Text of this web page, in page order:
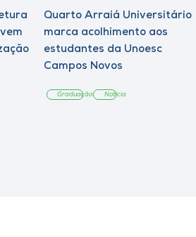
Quarto Arraiá Universitário
marca acolhimento aos
estudantes da Unoesc
Campos Novos
Graduação Notícia